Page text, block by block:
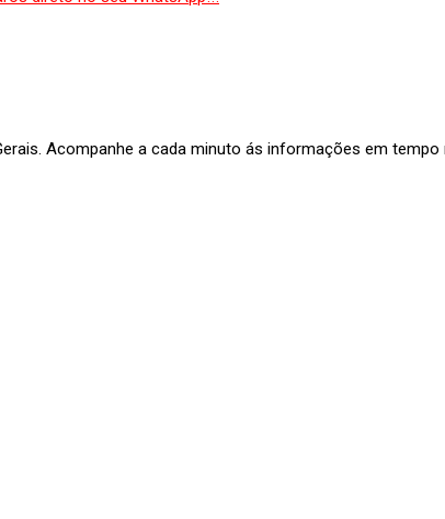
Acompanhe a cada minuto ás informações em